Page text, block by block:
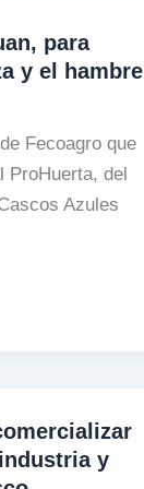
para
y el hambre
Fecoagro que
ProHuerta, del
Azules
y